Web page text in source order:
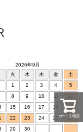
カートを確認
2026年9月
火 水 木 金
土
1
2 3 4
5
8 9 10 11
15 16 17 18
19
22 23 24 25
26
29 30